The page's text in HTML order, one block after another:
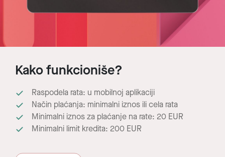
Kako funkcioniše?
Raspodela rata: u mobilnoj aplikaciji
Način plaćanja: minimalni iznos ili cela rata
Minimalni iznos za plaćanje na rate: 20 EUR
Minimalni limit kredita: 200 EUR